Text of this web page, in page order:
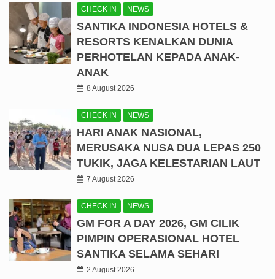
CHECK IN NEWS
SANTIKA INDONESIA HOTELS &
RESORTS KENALKAN DUNIA
PERHOTELAN KEPADA ANAK-
ANAK
8 August 2026
CHECK IN NEWS
HARI ANAK NASIONAL,
MERUSAKA NUSA DUA LEPAS 250
TUKIK, JAGA KELESTARIAN LAUT
7 August 2026
CHECK IN NEWS
GM FOR A DAY 2026, GM CILIK
PIMPIN OPERASIONAL HOTEL
SANTIKA SELAMA SEHARI
2 August 2026